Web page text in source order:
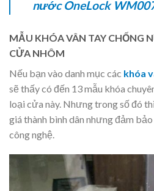
nước OneLock
MẪU KHÓA VÂN TAY CHỐNG
CỬA NHÔM
Nếu bạn vào danh mục các khóa
sẽ thấy có đến 13 mẫu khóa
loại cửa này. Nhưng trong số đó
giá thành bình dân nhưng đảm
công nghệ.